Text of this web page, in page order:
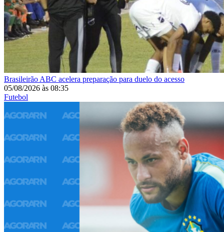
Brasileirão ABC acelera preparação para duelo do acesso
05/08/2026 às 08:35
Futebol